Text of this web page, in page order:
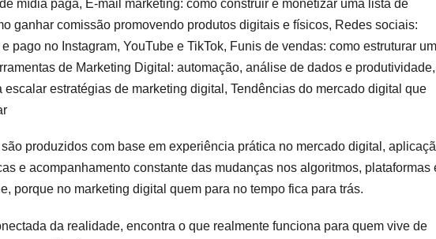
mídia paga, E-mail marketing: como construir e monetizar uma lista de
ganhar comissão promovendo produtos digitais e físicos, Redes sociais:
pago no Instagram, YouTube e TikTok, Funis de vendas: como estruturar
de Marketing Digital: automação, análise de dados e produtividade,
estratégias de marketing digital, Tendências do mercado digital que
produzidos com base em experiência prática no mercado digital,
e acompanhamento constante das mudanças nos algoritmos, plataformas
porque no marketing digital quem para no tempo fica para trás.
da realidade, encontra o que realmente funciona para quem vive de